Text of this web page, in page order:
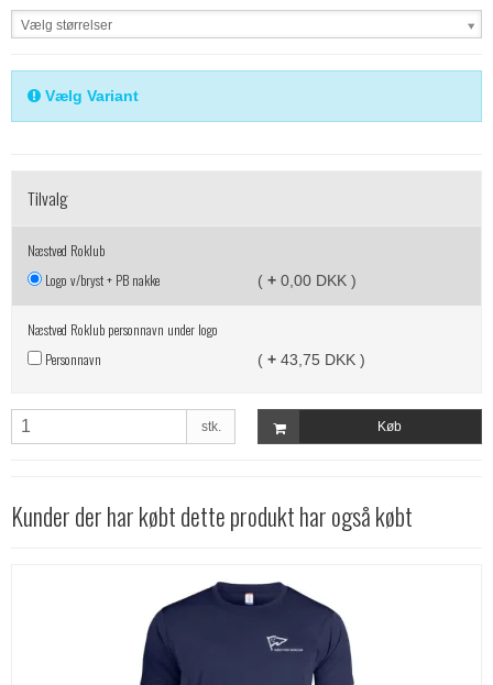
Vælg størrelser
Vælg Variant
Tilvalg
Næstved Roklub
Logo v/bryst + PB nakke
( + 0,00 DKK )
Næstved Roklub personnavn under logo
Personnavn
( + 43,75 DKK )
stk. Køb
Kunder der har købt dette produkt har også købt